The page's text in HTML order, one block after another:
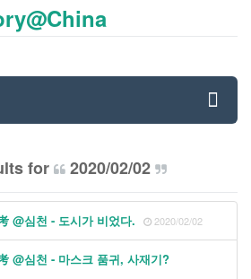
for 2020/02/02
@심천 - 도시가 비었다. 2020/02/02
@심천 - 마스크 품귀, 사재기?